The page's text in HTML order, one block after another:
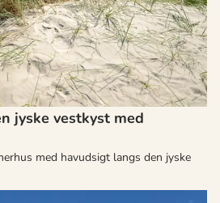
jyske vestkyst med
med havudsigt langs den jyske